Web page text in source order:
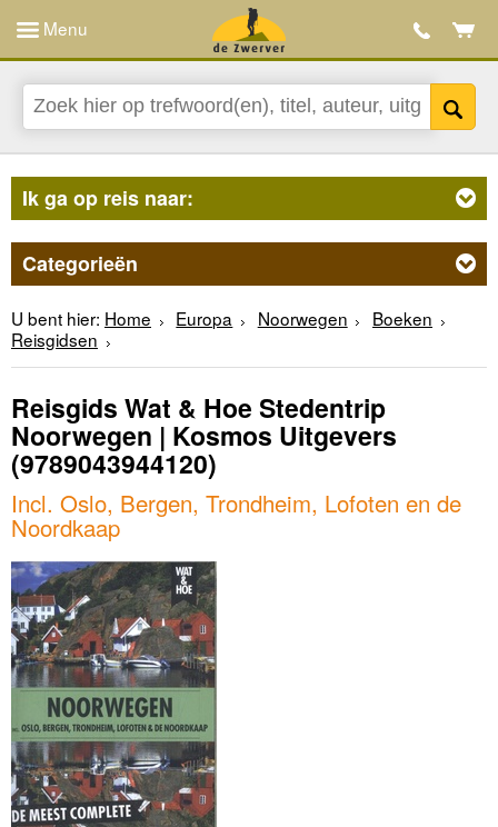
Menu
Ik ga op reis naar:
Categorieën
U bent hier: Home Europa Noorwegen
Boeken
Reisgidsen
Reisgids Wat & Hoe Stedentrip
Noorwegen | Kosmos Uitgevers
(9789043944120)
Incl. Oslo, Bergen, Trondheim, Lofoten en de
Noordkaap